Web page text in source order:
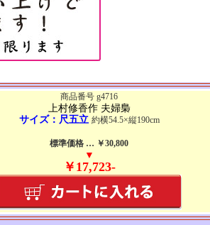
商品番号 g4716
上村修香作 夫婦梟
サイズ：尺五立 約横54.5×縦190cm
標準価格 … ￥30,800
▼
￥17,723-